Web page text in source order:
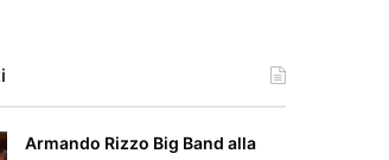
Armando Rizzo Big Band alla